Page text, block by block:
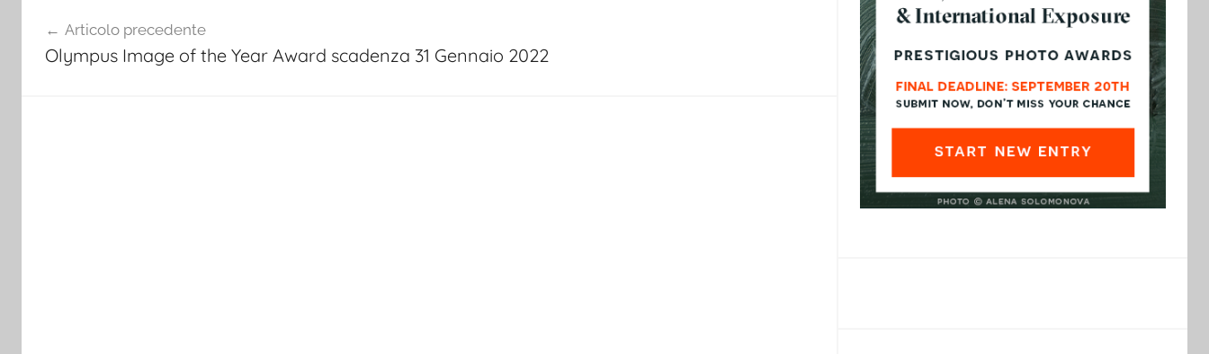
articoli
Articolo precedente
Olympus Image of the Year Award scadenza 31 Gennaio 2022